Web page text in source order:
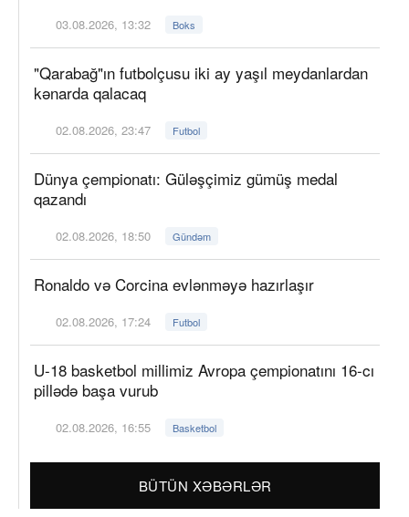
03.08.2026, 13:32 Boks
"Qarabağ"ın futbolçusu iki ay yaşıl meydanlardan
kənarda qalacaq
02.08.2026, 23:47 Futbol
Dünya çempionatı: Güləşçimiz gümüş medal
qazandı
02.08.2026, 18:50 Gündəm
Ronaldo və Corcina evlənməyə hazırlaşır
02.08.2026, 17:24 Futbol
U-18 basketbol millimiz Avropa çempionatını 16-cı
pillədə başa vurub
02.08.2026, 16:55 Basketbol
BÜTÜN XƏBƏRLƏR